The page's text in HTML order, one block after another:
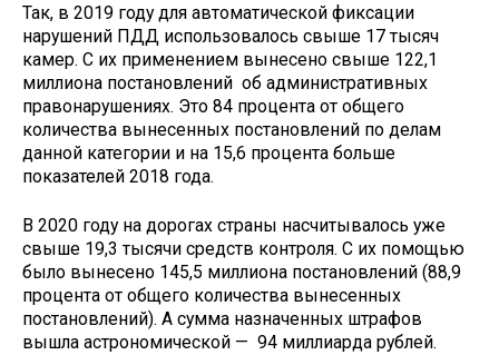
Так, в 2019 году для автоматической фиксации
нарушений ПДД использовалось свыше 17 тысяч
камер. С их применением вынесено свыше 122,1
миллиона постановлений об административных
правонарушениях. Это 84 процента от общего
количества вынесенных постановлений по делам
данной категории и на 15,6 процента больше
показателей 2018 года.
В 2020 году на дорогах страны насчитывалось уже
свыше 19,3 тысячи средств контроля. С их помощью
было вынесено 145,5 миллиона постановлений (88,9
процента от общего количества вынесенных
постановлений). А сумма назначенных штрафов
вышла астрономической — 94 миллиарда рублей.